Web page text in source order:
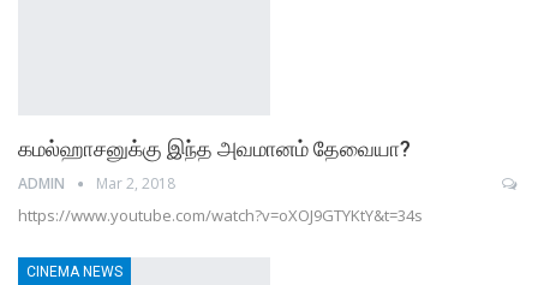
கமல்ஹாசனுக்கு இந்த அவமானம் தேவையா?
ADMIN Mar 2, 2018
https://www.youtube.com/watch?v=oXOJ9GTYKtY&t=34s
CINEMA NEWS